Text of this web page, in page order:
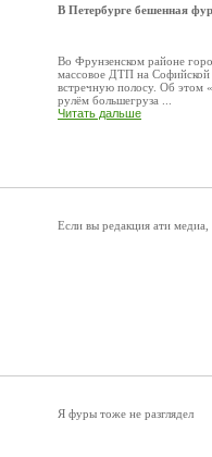
В Петербурге бешенная
Во Фрунзенском районе
массовое ДТП на Софийской
встречную полосу. Об этом
рулём большегруза ...
Читать дальше
Если вы редакция ати
Я фуры тоже не разглядел